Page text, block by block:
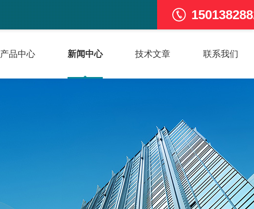
产品中心 新闻中心 技术文章 联系我们